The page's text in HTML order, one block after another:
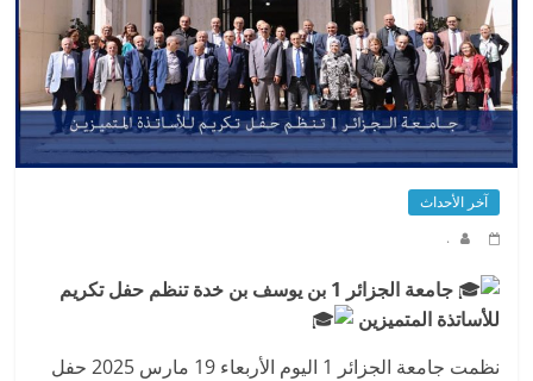
آخر الأحداث
.
جامعة الجزائر 1 بن يوسف بن خدة تنظم حفل تكريم
للأساتذة المتميزين
نظمت جامعة الجزائر 1 اليوم الأربعاء 19 مارس 2025 حفل